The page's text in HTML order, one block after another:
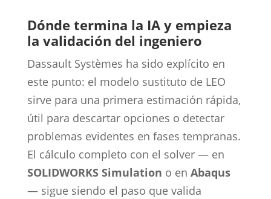
Dónde termina la IA y empieza
la validación del ingeniero
Dassault Systèmes ha sido explícito en
este punto: el modelo sustituto de LEO
sirve para una primera estimación rápida,
útil para descartar opciones o detectar
problemas evidentes en fases tempranas.
El cálculo completo con el solver — en
SOLIDWORKS Simulation o en Abaqus
— sigue siendo el paso que valida